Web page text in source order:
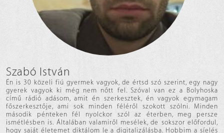
Szabó István
Én is 30 közeli fiú gyermek vagyok, de értsd szó szerint, egy nagy
gyerek vagyok ki még nem nőtt fel. Szóval van ez a Bolyhoska
című rádió adásom, amit én szerkesztek, én vagyok egymagam
főszerkesztője, ami sok minden féléről szokott szólni. Minden
második pénteken fél nyolckor szól az éterben, meg persze
ismétlésben is. Általában valamiről mesélek, de sokszor előfordul,
hogy saját életemet diktálom le a digitalizálásba. Hobbim a síelés